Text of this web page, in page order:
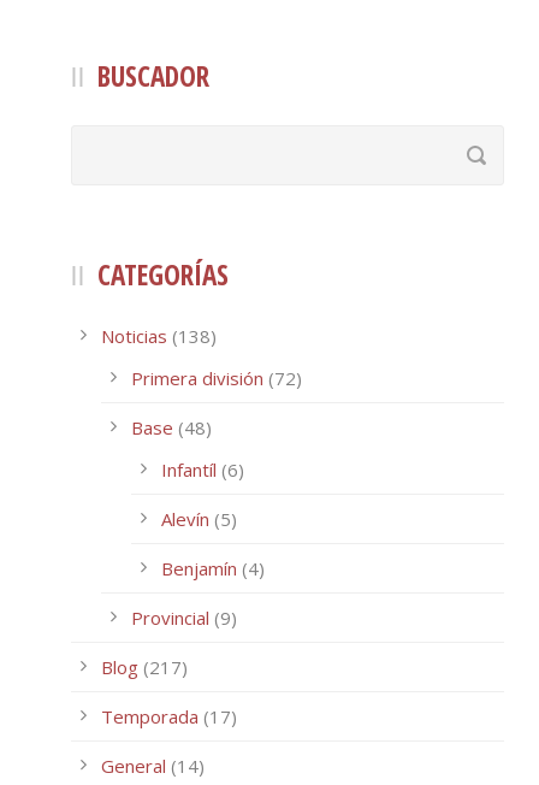
BUSCADOR
CATEGORÍAS
Noticias (138)
Primera división (72)
Base (48)
Infantíl (6)
Alevín (5)
Benjamín (4)
Provincial (9)
Blog (217)
Temporada (17)
General (14)